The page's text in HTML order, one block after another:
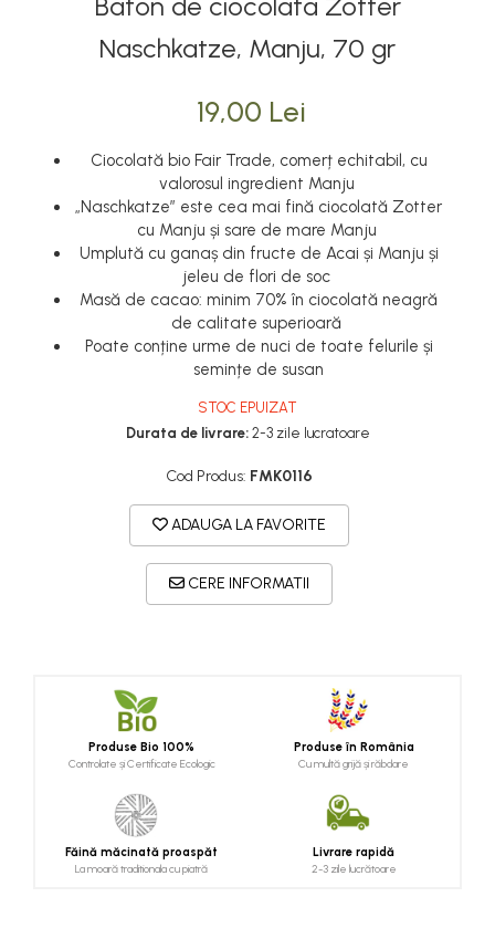
Baton de ciocolata Zotter
Naschkatze, Manju, 70 gr
19,00 Lei
Ciocolată bio Fair Trade, comerț echitabil, cu
valorosul ingredient Manju
„Naschkatze” este cea mai fină ciocolată Zotter
cu Manju și sare de mare Manju
Umplută cu ganaș din fructe de Acai și Manju și
jeleu de flori de soc
Masă de cacao: minim 70% în ciocolată neagră
de calitate superioară
Poate conține urme de nuci de toate felurile și
semințe de susan
STOC EPUIZAT
Durata de livrare:2-3 zile lucratoare
Cod Produs: FMK0116
ADAUGA LA FAVORITE
CERE INFORMATII
Produse Bio 100%
Controlate și Certificate Ecologic
Produse în România
Cu multă grijă și răbdare
Făină măcinată proaspăt
La moară traditionala cu piatră
Livrare rapidă
2-3 zile lucrătoare